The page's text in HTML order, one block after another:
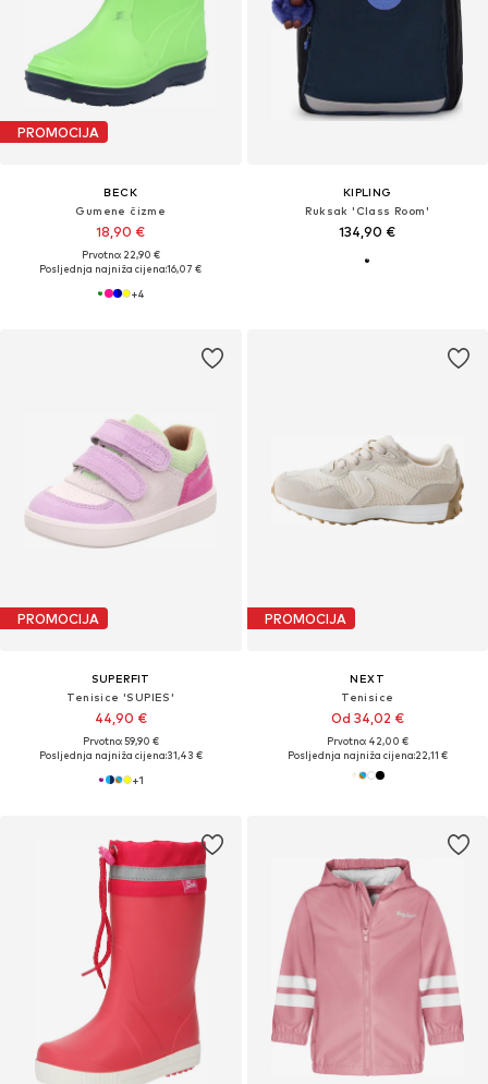
PROMOCIJA
BECK
Gumene čizme
18,90 €
Prvotno: 22,90 €
Posljednja najniža cijena:16,07 €
+4
KIPLING
Ruksak 'Class Room'
134,90 €
PROMOCIJA
SUPERFIT
Tenisice 'SUPIES'
44,90 €
Prvotno: 59,90 €
Posljednja najniža cijena:31,43 €
+1
PROMOCIJA
NEXT
Tenisice
Od 34,02 €
Prvotno: 42,00 €
Posljednja najniža cijena:22,11 €